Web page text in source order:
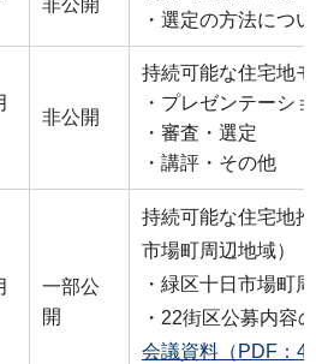
非公開
・選定の方法につ
非公開
持続可能な住宅地
・プレゼンテーシ
・審査・選定
・講評・その他
一部公
開
持続可能な住宅地
市場町周辺地域）
・緑区十日市場町
・22街区公募内容
会議資料（PDF：